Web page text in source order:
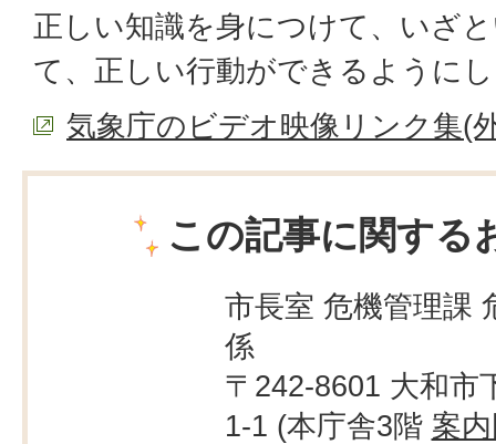
正しい知識を身につけて、いざ
て、正しい行動ができるように
気象庁のビデオ映像リンク集(
この記事に関する
市長室 危機管理課
係
〒242-8601 大和市
1-1 (本庁舎3階 案